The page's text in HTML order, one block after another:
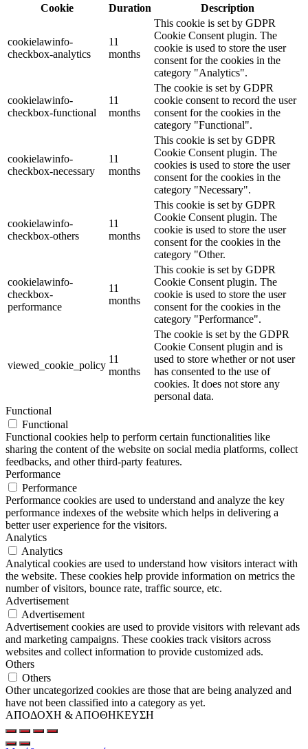
Cookie
Duration Description
cookielawinfo-
checkbox-analytics
11
months
This cookie is set by GDPR
Cookie Consent plugin. The
cookie is used to store the user
consent for the cookies in the
category "Analytics".
cookielawinfo-
checkbox-functional
11
months
The cookie is set by GDPR
cookie consent to record the user
consent for the cookies in the
category "Functional".
cookielawinfo-
checkbox-necessary
11
months
This cookie is set by GDPR
Cookie Consent plugin. The
cookies is used to store the user
consent for the cookies in the
category "Necessary".
cookielawinfo-
checkbox-others
11
months
This cookie is set by GDPR
Cookie Consent plugin. The
cookie is used to store the user
consent for the cookies in the
category "Other.
cookielawinfo-
checkbox-
performance
11
months
This cookie is set by GDPR
Cookie Consent plugin. The
cookie is used to store the user
consent for the cookies in the
category "Performance".
viewed_cookie_policy
11
months
The cookie is set by the GDPR
Cookie Consent plugin and is
used to store whether or not user
has consented to the use of
cookies. It does not store any
personal data.
Functional
Functional
Functional cookies help to perform certain functionalities like
sharing the content of the website on social media platforms, collect
feedbacks, and other third-party features.
Performance
Performance
Performance cookies are used to understand and analyze the key
performance indexes of the website which helps in delivering a
better user experience for the visitors.
Analytics
Analytics
Analytical cookies are used to understand how visitors interact with
the website. These cookies help provide information on metrics the
number of visitors, bounce rate, traffic source, etc.
Advertisement
Advertisement
Advertisement cookies are used to provide visitors with relevant ads
and marketing campaigns. These cookies track visitors across
websites and collect information to provide customized ads.
Others
Others
Other uncategorized cookies are those that are being analyzed and
have not been classified into a category as yet.
ΑΠΟΔΟΧΗ & ΑΠΟΘΗΚΕΥΣΗ